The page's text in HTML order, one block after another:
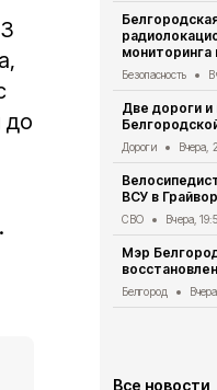
до
мониторинга
Безопасность
Две дороги
Дороги Вчера,
ВСУ в
СВО Вчера,
Мэр
Белгород
Все новости